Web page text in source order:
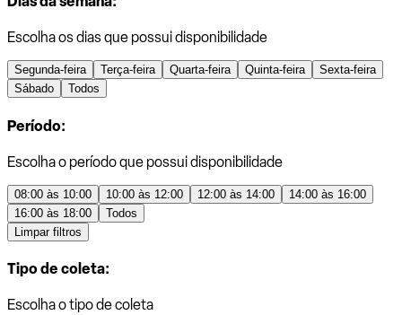
Escolha os dias que possui disponibilidade
Segunda-feira Terça-feira Quarta-feira Quinta-feira
Sexta-feira
Sábado
Todos
Período:
Escolha o período que possui disponibilidade
08:00 às 10:00 10:00 às 12:00 12:00 às 14:00
14:00 às 16:00
16:00 às 18:00
Todos
Limpar filtros
Tipo de coleta:
Escolha o tipo de coleta